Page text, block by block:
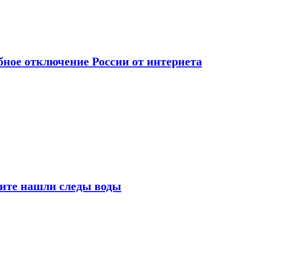
отключение России от интернета
нашли следы воды